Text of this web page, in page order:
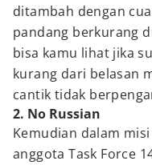
ditambah dengan
pandang berkurang
bisa kamu lihat jika
kurang dari belasan
cantik tidak
2. No Russian
Kemudian dalam
anggota Task Force